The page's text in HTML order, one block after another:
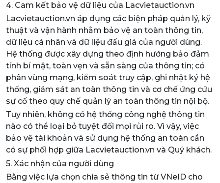
4. Cam kết bảo vệ dữ liệu của Lacvietauction.vn
Lacvietauction.vn áp dụng các biện pháp quản lý, kỹ
thuật và vận hành nhằm bảo vệ an toàn thông tin,
dữ liệu cá nhân và dữ liệu đấu giá của người dùng.
Hệ thống được xây dựng theo định hướng bảo đảm
tính bí mật, toàn vẹn và sẵn sàng của thông tin; có
phân vùng mạng, kiểm soát truy cập, ghi nhật ký hệ
thống, giám sát an toàn thông tin và cơ chế ứng cứu
sự cố theo quy chế quản lý an toàn thông tin nội bộ.
Tuy nhiên, không có hệ thống công nghệ thông tin
nào có thể loại bỏ tuyệt đối mọi rủi ro. Vì vậy, việc
bảo vệ tài khoản và sử dụng hệ thống an toàn cần
có sự phối hợp giữa Lacvietauction.vn và Quý khách.
5. Xác nhận của người dùng
Bằng việc lựa chọn chia sẻ thông tin từ VNeID cho